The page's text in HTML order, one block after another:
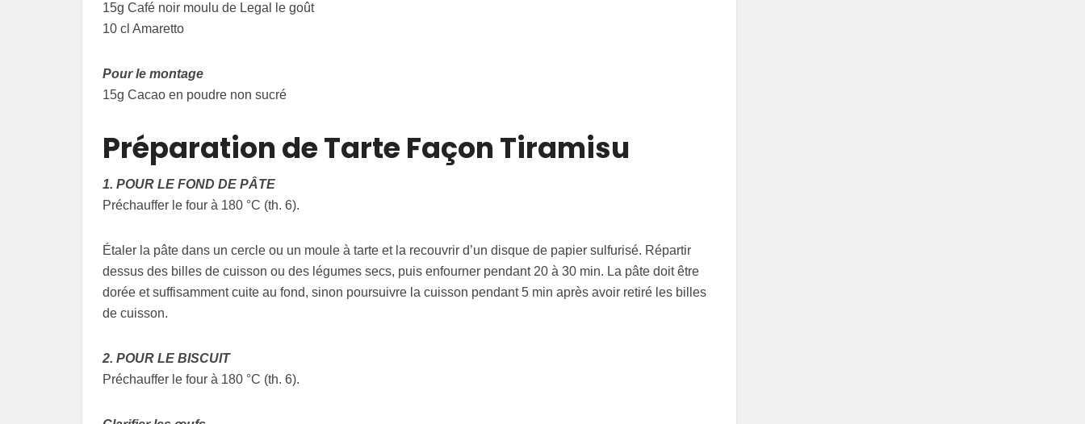
15g Café noir moulu de Legal le goût
10 cl Amaretto
Pour le montage
15g Cacao en poudre non sucré
Préparation de Tarte Façon Tiramisu
1. POUR LE FOND DE PÂTE
Préchauffer le four à 180 °C (th. 6).
Étaler la pâte dans un cercle ou un moule à tarte et la recouvrir d’un disque de papier sulfurisé. Répartir
dessus des billes de cuisson ou des légumes secs, puis enfourner pendant 20 à 30 min. La pâte doit être
dorée et suffisamment cuite au fond, sinon poursuivre la cuisson pendant 5 min après avoir retiré les billes
de cuisson.
2. POUR LE BISCUIT
Préchauffer le four à 180 °C (th. 6).